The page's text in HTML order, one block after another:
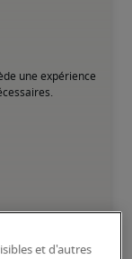
une expérience
compétences
et d'autres